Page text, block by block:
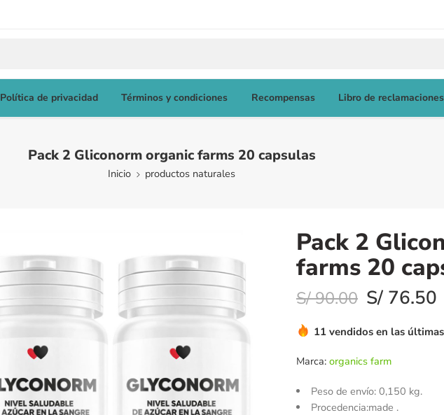
Política de privacidad Términos y condiciones Recompensas Libro de reclamaciones
Pack 2 Gliconorm organic farms 20 capsulas
Inicio productos naturales
Pack 2
farms 20
S/90.00 S/ 76.50
11 vendidos en las
Marca: organics farm
Peso de envío: 0,150 kg.
Procedencia:made .